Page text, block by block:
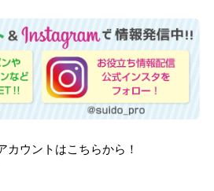
ウントはこちらから！